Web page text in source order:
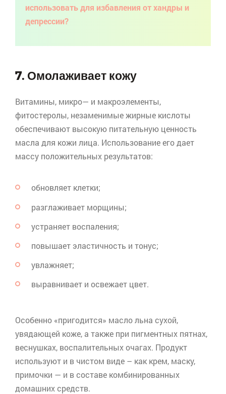
использовать для избавления от хандры и
депрессии?
7. Омолаживает кожу
Витамины, микро— и макроэлементы,
фитостеролы, незаменимые жирные кислоты
обеспечивают высокую питательную ценность
масла для кожи лица. Использование его дает
массу положительных результатов:
обновляет клетки;
разглаживает морщины;
устраняет воспаления;
повышает эластичность и тонус;
увлажняет;
выравнивает и освежает цвет.
Особенно «пригодится» масло льна сухой,
увядающей коже, а также при пигментных пятнах,
веснушках, воспалительных очагах. Продукт
используют и в чистом виде – как крем, маску,
примочки — и в составе комбинированных
домашних средств.